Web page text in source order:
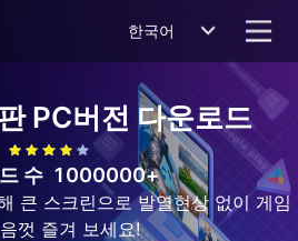
한국어
PC버전 다운로드
수 1000000+
큰 스크린으로 발열현상 없이 게임
껏 즐겨 보세요!